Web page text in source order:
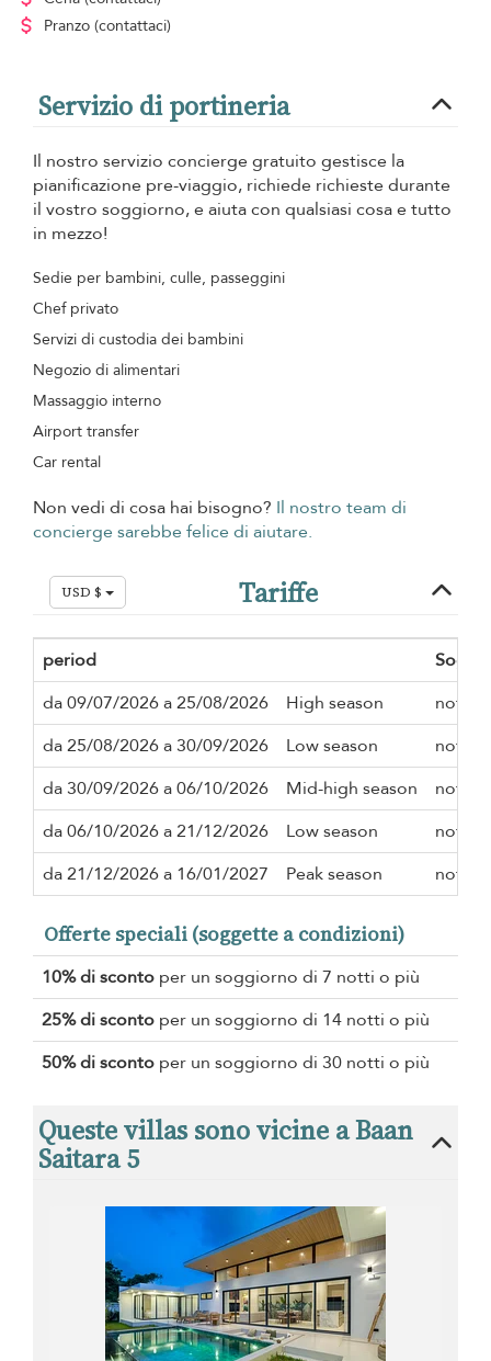
Pranzo (contattaci)
Servizio di portineria
Il nostro servizio concierge gratuito gestisce la
pianificazione pre-viaggio, richiede richieste durante
il vostro soggiorno, e aiuta con qualsiasi cosa e tutto
in mezzo!
Sedie per bambini, culle, passeggini
Chef privato
Servizi di custodia dei bambini
Negozio di alimentari
Massaggio interno
Airport transfer
Car rental
Non vedi di cosa hai bisogno? Il nostro team di
concierge sarebbe felice di aiutare.
USD $ Tariffe
period
da 09/07/2026 a 25/08/2026
High season
notte
da 25/08/2026 a 30/09/2026
Low season
notte
da 30/09/2026 a 06/10/2026
Mid-high season
notte
da 06/10/2026 a 21/12/2026
Low season
notte
da 21/12/2026 a 16/01/2027
Peak season notte
Offerte speciali (soggette a condizioni)
10% di sconto per un soggiorno di 7 notti o più
25% di sconto per un soggiorno di 14 notti o più
50% di sconto per un soggiorno di 30 notti o più
Queste villas sono vicine a Baan
Saitara 5